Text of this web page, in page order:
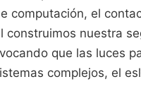
computación, el
construimos nuestra
que las luces
complejos, el